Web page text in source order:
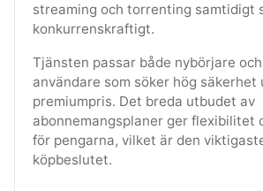
streaming och torrenting samtidigt
konkurrenskraftigt.
Tjänsten passar både nybörjare
användare som söker hög
premiumpris. Det breda utbudet av
abonnemangsplaner ger flexibilitet
för pengarna, vilket är den
köpbeslutet.